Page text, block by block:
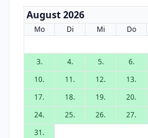
August 2026
Mo Di Mi Do
3.
4. 5. 6.
10.
11. 12. 13.
17.
18. 19. 20.
24.
25. 26. 27.
31.